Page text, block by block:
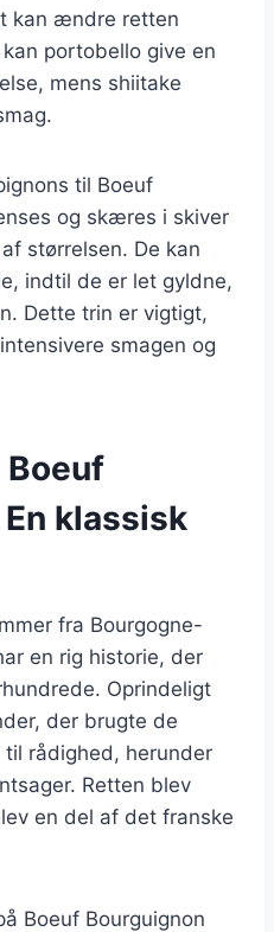
kan ændre retten
portobello give en
mens shiitake
til Boeuf
og skæres i skiver
størrelsen. De kan
indtil de er let gyldne,
Dette trin er vigtigt,
smagen og
klassisk
fra Bourgogne-
en rig historie, der
Oprindeligt
der brugte de
rådighed, herunder
Retten blev
en del af det franske
Boeuf Bourguignon